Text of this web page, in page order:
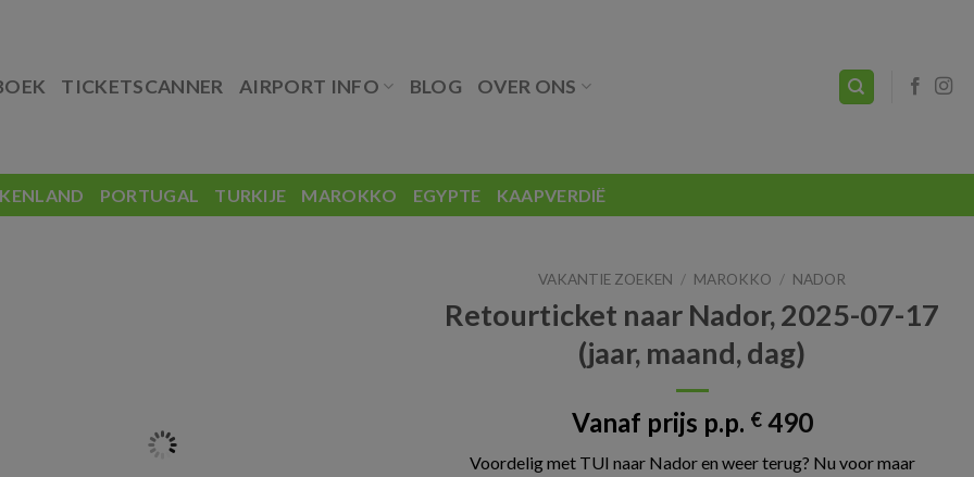
TICKETSCANNER AIRPORT INFO BLOG OVER ONS
PORTUGAL TURKIJE MAROKKO EGYPTE KAAPVERDIË
VAKANTIE ZOEKEN / MAROKKO / NADOR
Retourticket naar Nador, 2025-07-17
(jaar, maand, dag)
Vanaf prijs p.p. €490
Voordelig met TUI naar Nador en weer terug? Nu voor maar